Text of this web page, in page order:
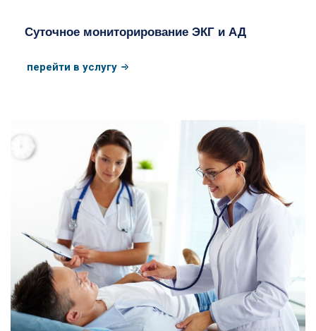
Суточное мониторирование ЭКГ и АД
перейти в услугу